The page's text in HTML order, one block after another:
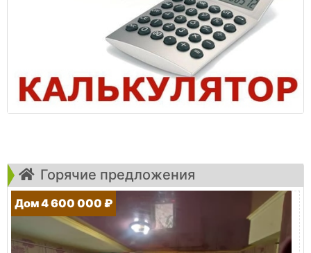
Горячие предложения
Дом 4 600 000 ₽